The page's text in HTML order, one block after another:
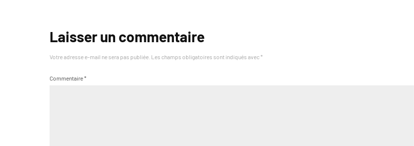
Laisser un commentaire
Votre adresse e-mail ne sera pas publiée. Les champs obligatoires sont indiqués avec *
Commentaire*